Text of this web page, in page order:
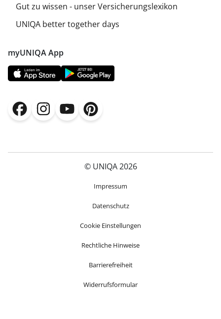
myUNIQA App
Gut zu wissen - unser Versicherungslexikon
UNIQA better together days
© UNIQA 2026
Impressum
Datenschutz
Cookie Einstellungen
Rechtliche Hinweise
Barrierefreiheit
Widerrufsformular